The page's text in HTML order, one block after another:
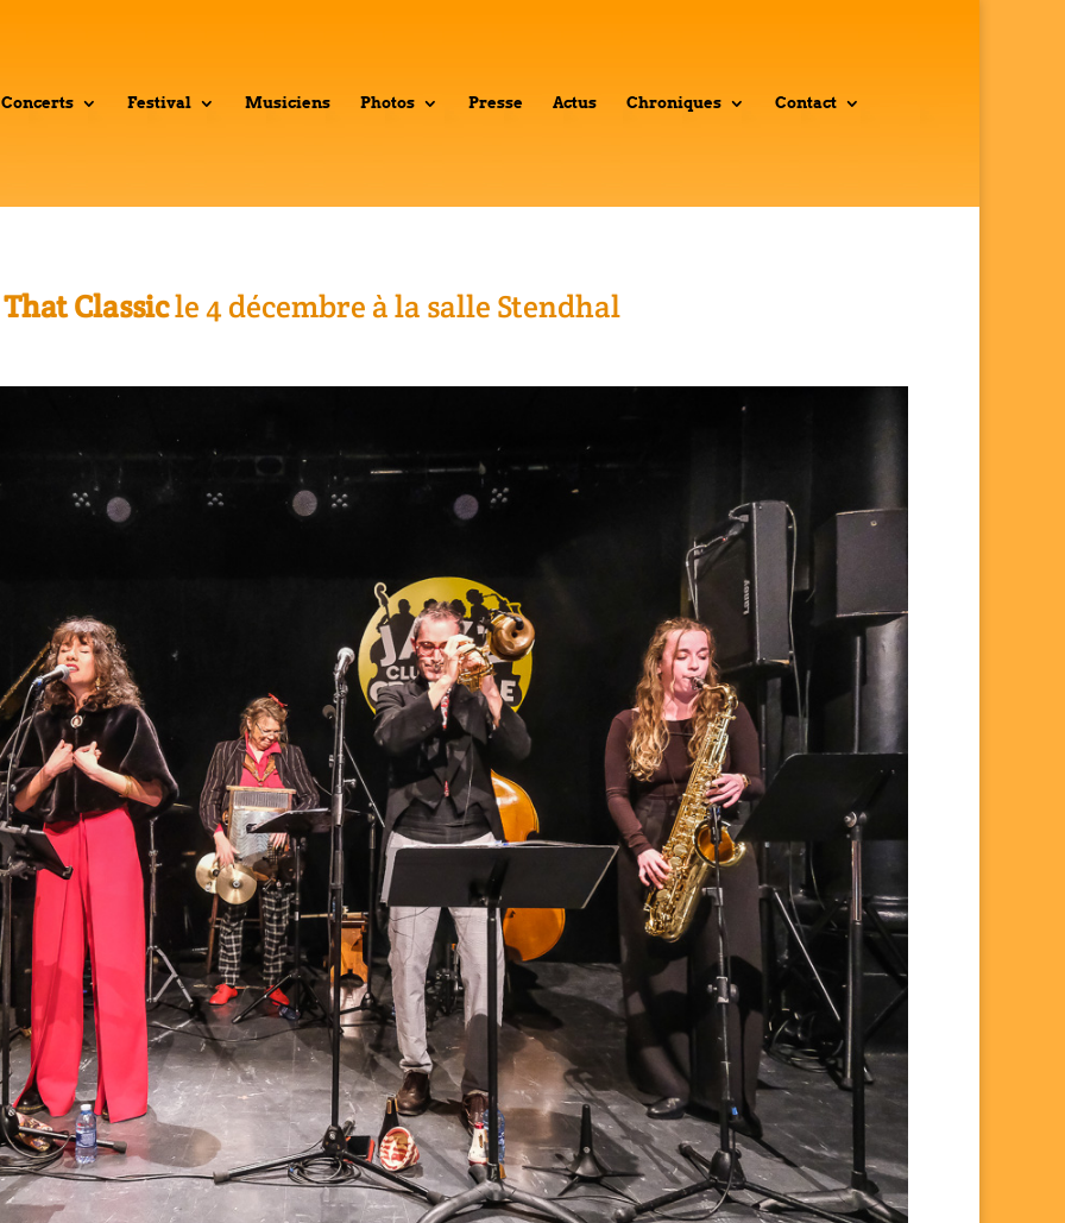
Concerts Festival Musiciens Photos Presse Actus Chroniques Contact
Classicle 4 décembre à la salle Stendhal